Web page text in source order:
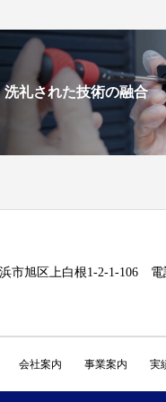
洗礼された技術の融合
市旭区上白根1-2-1-106
会社案内 事業案内 実